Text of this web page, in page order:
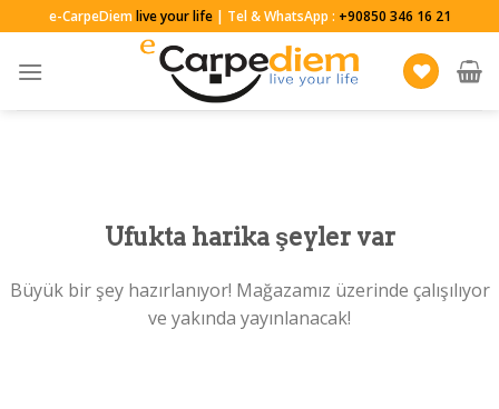
to
content
e-CarpeDiemlive your life| Tel & WhatsApp : +90850 346 16 21
Ufukta harika şeyler var
Büyük bir şey hazırlanıyor! Mağazamız üzerinde çalışılıyor
ve yakında yayınlanacak!